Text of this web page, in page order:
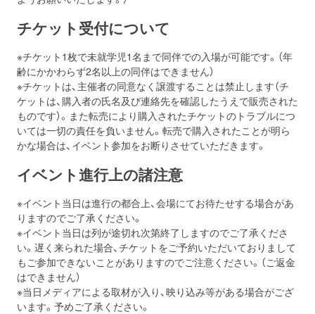
チケット受付について
※チケット1枚で未就学児1名まで同伴での入場が可能です。（年
齢にかかわらず2名以上の同伴はできません）
※チケットは、主催者の同意なく譲渡することは禁止します（チ
ケットは、購入者の氏名及び連絡先を確認したうえで販売された
ものです）。また転売により購入されたチケットのトラブルにつ
いては一切の責任を負いません。転売で購入されたことが明ら
かな場合は、イベント参加をお断りさせていただきます。
イベント進行上の諸注意
※イベント当日は進行の都合上、会場にてお待たせする場合があ
りますのでご了承ください。
※イベント当日は列が途切れ次第終了しますのでご了承くださ
い。遅く来られた場合、チケットをご予約いただいておりまして
もご参加できないことがありますのでご注意ください。（ご返金
はできません）
※当日メディアによる取材が入り、映り込み等がある場合がござ
います。予めご了承ください。